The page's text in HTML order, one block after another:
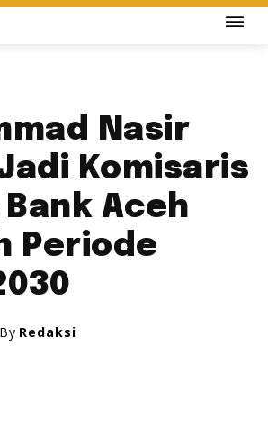
Nasir
Komisaris
Aceh
Periode
By Redaksi